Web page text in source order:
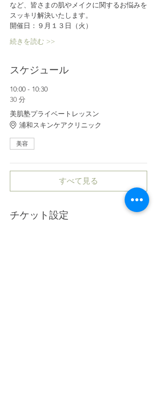
など、皆さまの肌やメイクに関するお悩みを
スッキリ解決いたします。
開催日：９月１３日（火）
続きを読む >>
スケジュール
10:00 - 10:30
30 分
美肌塾プライベートレッスン
浦和スキンケアクリニック
美容
すべて見る
チケット設定